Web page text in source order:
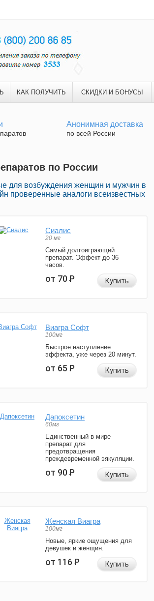
КАК ПОЛУЧИТЬ СКИДКИ И БОНУСЫ
Анонимная доставка
по всей России
по России
для возбуждения женщин и мужчин в
проверенные аналоги всеизвестных
Сиалис
20 мг
Самый долгоиграющий
препарат. Эффект до 36
часов.
от 70Р Купить
Виагра Софт
100мг
Быстрое наступление
эффекта, уже через 20 минут.
от 65Р Купить
Дапоксетин
60мг
Единственный в мире
препарат для
предотвращения
преждевременной эякуляции.
от 90Р Купить
Женская Виагра
100мг
Новые, яркие ощущения для
девушек и женщин.
от 116Р Купить